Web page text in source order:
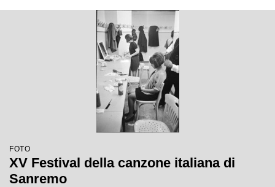
FOTO
XV Festival della canzone italiana di
Sanremo